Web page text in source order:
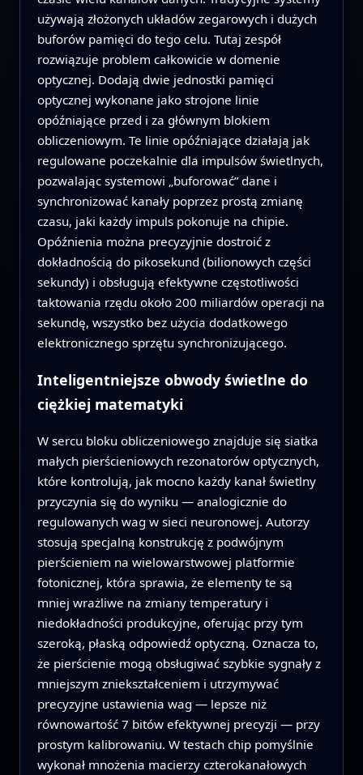
używają złożonych układów zegarowych i dużych
buforów pamięci do tego celu. Tutaj zespół
rozwiązuje problem całkowicie w domenie
optycznej. Dodają dwie jednostki pamięci
optycznej wykonane jako strojonе linie
opóźniające przed i za głównym blokiem
obliczeniowym. Te linie opóźniające działają jak
regulowane poczekalnie dla impulsów świetlnych,
pozwalając systemowi „buforować” dane i
synchronizować kanały poprzez prostą zmianę
czasu, jaki każdy impuls pokonuje na chipie.
Opóźnienia można precyzyjnie dostroić z
dokładnością do pikosekund (bilionowych części
sekundy) i obsługują efektywne częstotliwości
taktowania rzędu około 200 miliardów operacji na
sekundę, wszystko bez użycia dodatkowego
elektronicznego sprzętu synchronizującego.
Inteligentniejsze obwody świetlne do
ciężkiej matematyki
W sercu bloku obliczeniowego znajduje się siatka
małych pierścieniowych rezonatorów optycznych,
które kontrolują, jak mocno każdy kanał świetlny
przyczynia się do wyniku — analogicznie do
regulowanych wag w sieci neuronowej. Autorzy
stosują specjalną konstrukcję z podwójnym
pierścieniem na wielowarstwowej platformie
fotonicznej, która sprawia, że elementy te są
mniej wrażliwe na zmiany temperatury i
niedokładności produkcyjne, oferując przy tym
szeroką, płaską odpowiedź optyczną. Oznacza to,
że pierścienie mogą obsługiwać szybkie sygnały z
mniejszym zniekształceniem i utrzymywać
precyzyjne ustawienia wag — lepsze niż
równowartość 7 bitów efektywnej precyzji — przy
prostym kalibrowaniu. W testach chip pomyślnie
wykonał mnożenia macierzy czterokanałowych